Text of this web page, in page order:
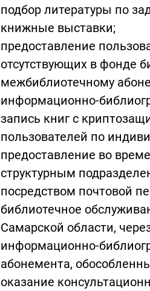
подбор литературы по
книжные выставки;
предоставление
отсутствующих в фонде
межбиблиотечному
информационно-
запись книг с
пользователей по
предоставление во
структурным
посредством почтовой
библиотечное
Самарской области,
информационно-
абонемента,
оказание